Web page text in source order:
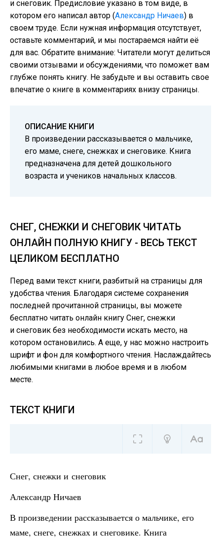
и снеговик. Предисловие указано в том виде, в
котором его написал автор (Александр Ничаев) в
своем труде. Если нужная информация отсутствует,
оставьте комментарий, и мы постараемся найти её
для вас. Обратите внимание: Читатели могут делиться
своими отзывами и обсуждениями, что поможет вам
глубже понять книгу. Не забудьте и вы оставить свое
впечатие о книге в комментариях внизу страницы.
ОПИСАНИЕ КНИГИ
В произведении рассказывается о мальчике,
его маме, снеге, снежках и снеговике. Книга
предназначена для детей дошкольного
возраста и учеников начальных классов.
СНЕГ, СНЕЖКИ И СНЕГОВИК ЧИТАТЬ
ОНЛАЙН ПОЛНУЮ КНИГУ - ВЕСЬ ТЕКСТ
ЦЕЛИКОМ БЕСПЛАТНО
Перед вами текст книги, разбитый на страницы для
удобства чтения. Благодаря системе сохранения
последней прочитанной страницы, вы можете
бесплатно читать онлайн книгу Снег, снежки
и снеговик без необходимости искать место, на
котором остановились. А еще, у нас можно настроить
шрифт и фон для комфортного чтения. Наслаждайтесь
любимыми книгами в любое время и в любом
месте.
ТЕКСТ КНИГИ
Снег, снежки и снеговик
Александр Ничаев
В произведении рассказывается о мальчике, его
маме, снеге, снежках и снеговике. Книга